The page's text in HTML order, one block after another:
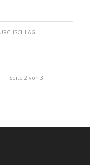
Seite 2 von 3